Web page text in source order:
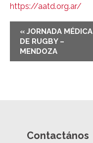
https://aatd.org.ar/
n
« JORNADA MÉDICA
DE RUGBY –
MENDOZA
Contactános